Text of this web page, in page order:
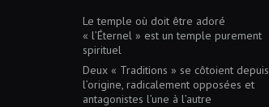
Le temple où doit être adoré
« l’Éternel » est un temple purement
spirituel
Deux « Traditions » se côtoient depuis
l’origine, radicalement opposées et
antagonistes l’une à l’autre